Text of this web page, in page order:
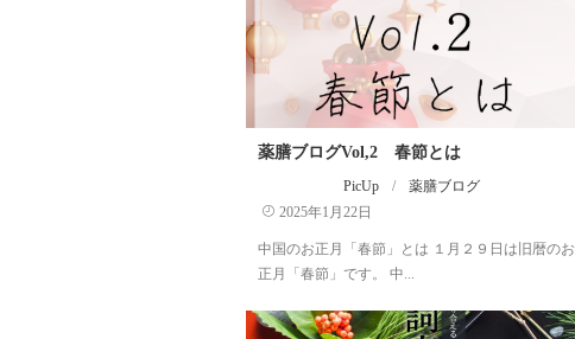
薬膳ブログVol,2 春節とは
PicUp /
薬膳ブログ
2025年1月22日
中国のお正月「春節」とは １月２９日は旧暦のお
正月「春節」です。 中...